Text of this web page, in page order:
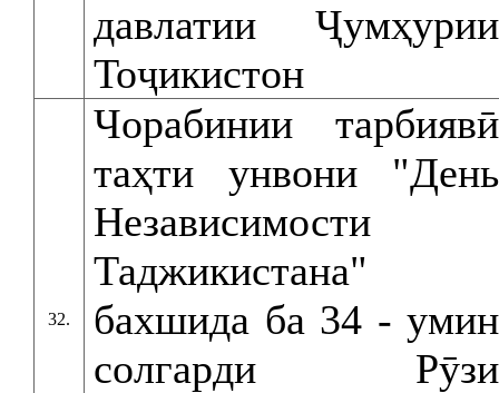
давлатии Ҷумҳурии
Тоҷикистон
32.
Чорабинии тарбиявӣ
таҳти унвони "День
Независимости
Таджикистана"
бахшида ба 34 - умин
солгарди Рӯзи